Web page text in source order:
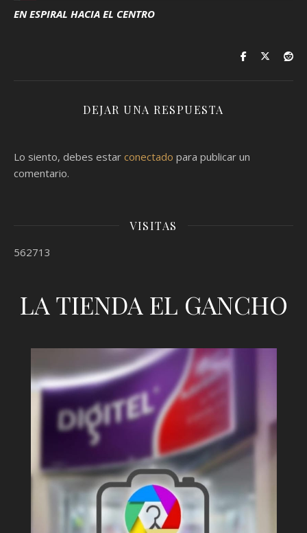
EN ESPIRAL HACIA EL CENTRO
DEJAR UNA RESPUESTA
Lo siento, debes estar conectado para publicar un
comentario.
VISITAS
562713
LA TIENDA EL GANCHO